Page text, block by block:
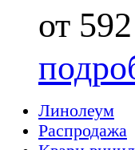
от
Линолеум
Распродажа